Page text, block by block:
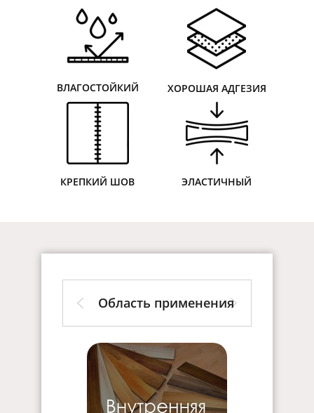
ВЛАГОСТОЙКИЙ ХОРОШАЯ АДГЕЗИЯ
КРЕПКИЙ ШОВ ЭЛАСТИЧНЫЙ
Область применения